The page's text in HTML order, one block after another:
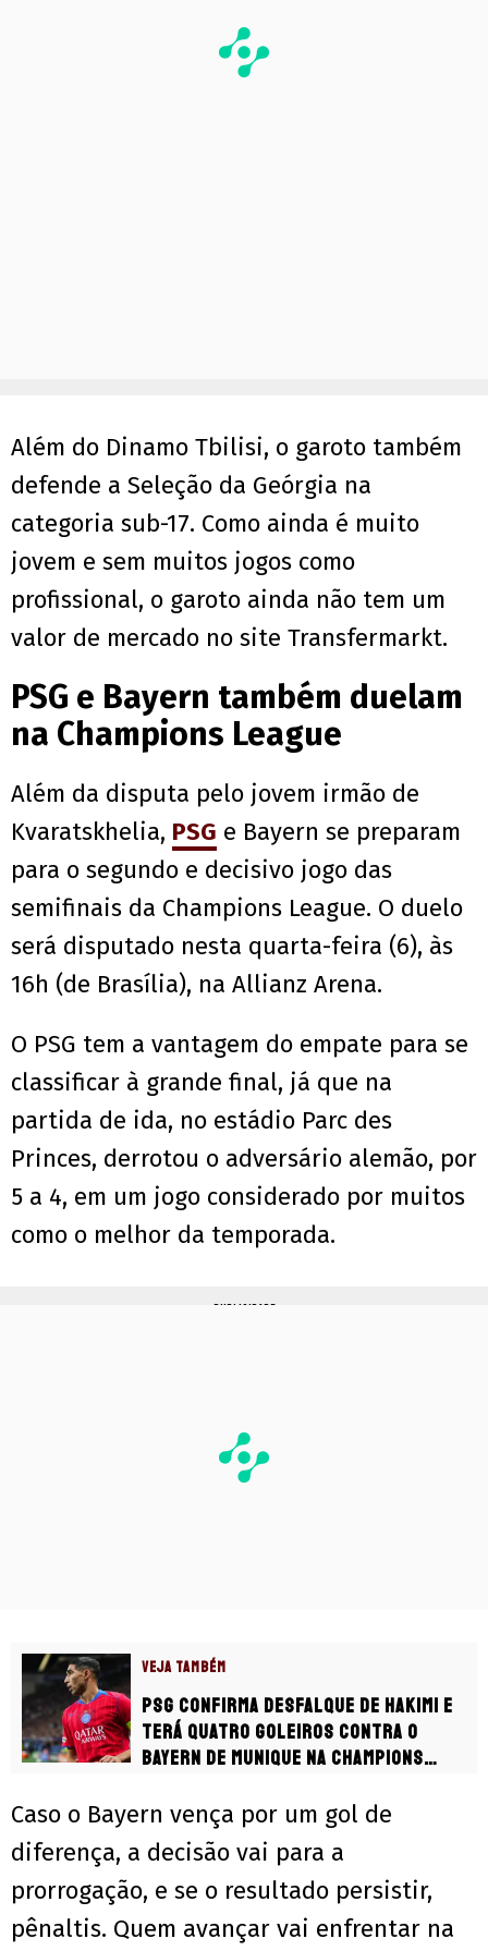
Além do Dinamo Tbilisi, o garoto também
defende a Seleção da Geórgia na
categoria sub-17. Como ainda é muito
jovem e sem muitos jogos como
profissional, o garoto ainda não tem um
valor de mercado no site Transfermarkt.
PSG e Bayern também duelam
na Champions League
Além da disputa pelo jovem irmão de
Kvaratskhelia, PSG e Bayern se preparam
para o segundo e decisivo jogo das
semifinais da Champions League. O duelo
será disputado nesta quarta-feira (6), às
16h (de Brasília), na Allianz Arena.
O PSG tem a vantagem do empate para se
classificar à grande final, já que na
partida de ida, no estádio Parc des
Princes, derrotou o adversário alemão, por
5 a 4, em um jogo considerado por muitos
como o melhor da temporada.
PUBLICIDADE
VEJA TAMBÉM
PSG confirma desfalque de Hakimi e
terá quatro goleiros contra o
Bayern de Munique na Champions
Caso o Bayern vença por um gol de
diferença, a decisão vai para a
prorrogação, e se o resultado persistir,
pênaltis. Quem avançar vai enfrentar na